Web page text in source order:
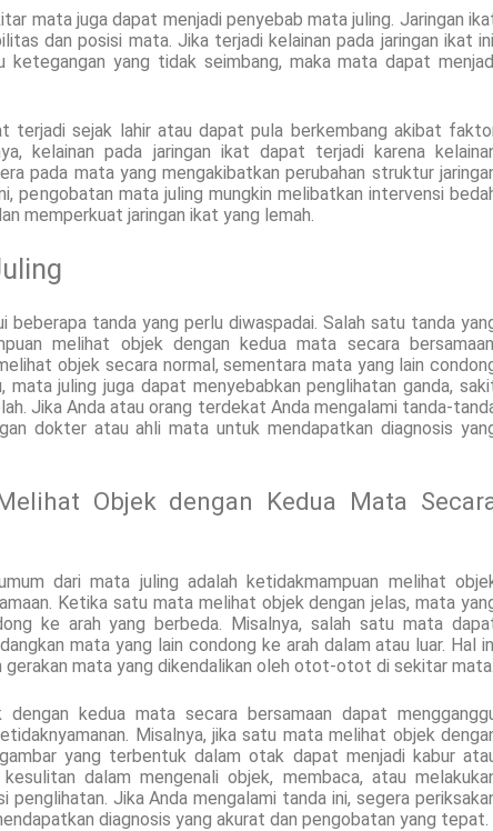
mata juga dapat menjadi penyebab mata juling. Jaringan
dan posisi mata. Jika terjadi kelainan pada jaringan ikat
yang tidak seimbang, maka mata dapat
terjadi sejak lahir atau dapat pula berkembang akibat
kelainan pada jaringan ikat dapat terjadi karena
pada mata yang mengakibatkan perubahan struktur
pengobatan mata juling mungkin melibatkan intervensi
memperkuat jaringan ikat yang lemah.
beberapa tanda yang perlu diwaspadai. Salah satu tanda
melihat objek dengan kedua mata secara bersamaan.
objek secara normal, sementara mata yang lain
mata juling juga dapat menyebabkan penglihatan ganda,
Jika Anda atau orang terdekat Anda mengalami tanda-
dokter atau ahli mata untuk mendapatkan diagnosis
Objek dengan Kedua Mata
dari mata juling adalah ketidakmampuan melihat
Ketika satu mata melihat objek dengan jelas, mata
ke arah yang berbeda. Misalnya, salah satu mata
mata yang lain condong ke arah dalam atau luar. Hal
gerakan mata yang dikendalikan oleh otot-otot di sekitar mata.
dengan kedua mata secara bersamaan dapat
Misalnya, jika satu mata melihat objek
yang terbentuk dalam otak dapat menjadi kabur
dalam mengenali objek, membaca, atau
penglihatan. Jika Anda mengalami tanda ini, segera
diagnosis yang akurat dan pengobatan yang tepat.